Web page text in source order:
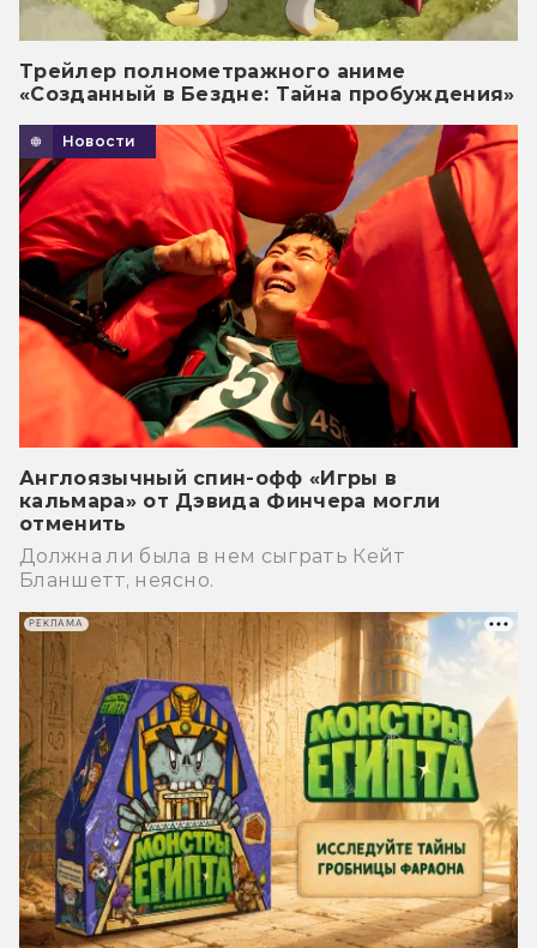
Трейлер полнометражного аниме
«Созданный в Бездне: Тайна пробуждения»
Новости
Англоязычный спин-офф «Игры в
кальмара» от Дэвида Финчера могли
отменить
Должна ли была в нем сыграть Кейт
Бланшетт, неясно.
РЕКЛАМА